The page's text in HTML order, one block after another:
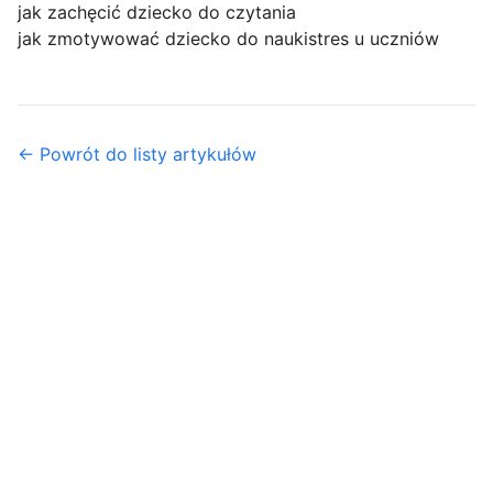
jak zachęcić dziecko do czytania
jak zmotywować dziecko do naukistres u uczniów
← Powrót do listy artykułów